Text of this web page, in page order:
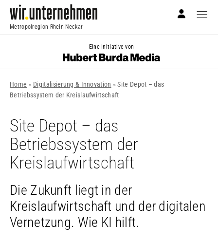
Metropolregion Rhein-Neckar
Eine Initiative von
Home » Digitalisierung & Innovation »Site Depot – das
Betriebssystem der Kreislaufwirtschaft
Site Depot – das
Betriebssystem der
Kreislaufwirtschaft
Die Zukunft liegt in der
Kreislaufwirtschaft und der digitalen
Vernetzung. Wie KI hilft.